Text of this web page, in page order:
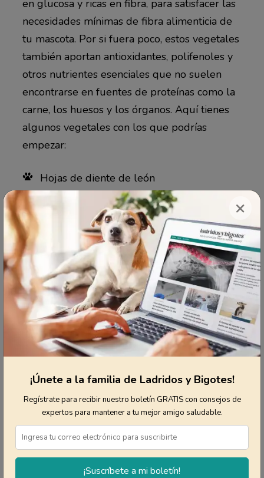
en glucosa y ricas en fibra, para satisfacer las
necesidades mínimas de fibra alimenticia de
tu mascota. Por si fuera poco, estos vegetales
también aportan antioxidantes, polifenoles y
otros nutrientes esenciales que no suelen
encontrarse en fuentes de proteínas como la
carne, los huesos y los órganos. Aquí tienes
algunos vegetales con los que podrías
empezar:
Hojas de diente de león
Alcachofas de Jerusalén en rodajas
Espárragos al vapor en rodajas
Coles de Bruselas picadas y cocidas al
vapor
Hongos culinarios (los que encuentras
en el supermercado)
Vegetales de hojas verde oscuro
(arúgula, endibia y escarola)
Ejotes
Brócoli y germinado del mismo
Asegúrate de seguir las sugerencias
anteriores, dado que no todos los vegetales
son seguros para el consumo animal. Evita
darle a tu mascota cebolla, cebolletas,
×
¡Únete a la familia de Ladridos y Bigotes!
Regístrate para recibir nuestro boletín GRATIS con consejos de
expertos para mantener a tu mejor amigo saludable.
¡Suscríbete a mi boletín!